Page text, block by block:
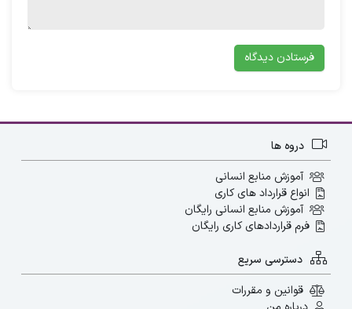
به سازمان می‌دهد و انگیزه آن‌ها را برای بهبود
عملکرد و افزایش بهره‌وری افزایش می‌دهد.
پیشنهاد ما
مطالعه بلاگ:
توسعه منابع انسانی در موفقیت
مدل هاروارد همچنین بر اهمیت آموزش و
توسعه کارکنان تأکید دارد. این مدل به مدیران
دروه ها
آموزش منابع انسانی
انواع قرارداد های کاری
آموزش منابع انسانی رایگان
فرم قراردادهای کاری رایگان
دسترسی سریع
قوانین و مقررات